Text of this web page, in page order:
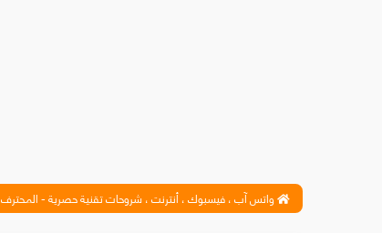
واتس آب ، فيسبوك ، أنترنت ، شروحات تقنية حصرية - المحترف